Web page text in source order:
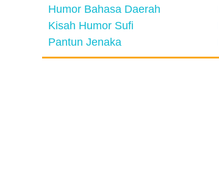
Humor Bahasa Daerah
Kisah Humor Sufi
Pantun Jenaka